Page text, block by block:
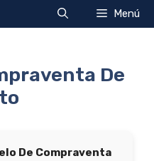
Menú
De
De Compraventa